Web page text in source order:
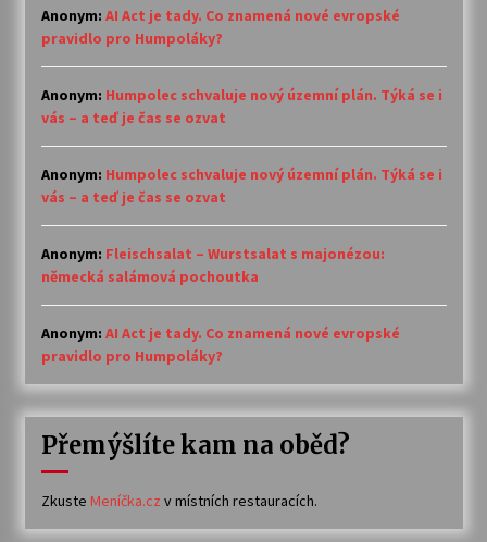
Anonym: AI Act je tady. Co znamená nové evropské
pravidlo pro Humpoláky?
Anonym: Humpolec schvaluje nový územní plán. Týká se i
vás – a teď je čas se ozvat
Anonym: Humpolec schvaluje nový územní plán. Týká se i
vás – a teď je čas se ozvat
Anonym: Fleischsalat – Wurstsalat s majonézou:
německá salámová pochoutka
Anonym: AI Act je tady. Co znamená nové evropské
pravidlo pro Humpoláky?
Přemýšlíte kam na oběd?
Zkuste Meníčka.cz v místních restauracích.